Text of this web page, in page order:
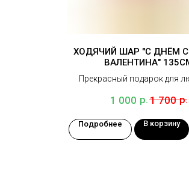
ХОДЯЧИЙ ШАР "С ДНЁМ
ВАЛЕНТИНА"
Прекрасный подарок для
1 000 р.1 700 р.
Подробнее В корзину